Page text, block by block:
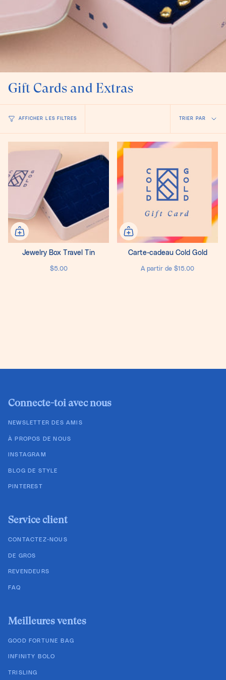
Gift Cards and Extras
AFFICHER LES FILTRES
Trier
par
TRIER PAR
Jewelry Box Travel Tin
$5.00
Carte-cadeau Cold Gold
À partir de $15.00
Connecte-toi avec nous
NEWSLETTER DES AMIS
À PROPOS DE NOUS
INSTAGRAM
BLOG DE STYLE
PINTEREST
Service client
CONTACTEZ-NOUS
DE GROS
REVENDEURS
FAQ
Meilleures ventes
GOOD FORTUNE BAG
INFINITY BOLO
TRISLING